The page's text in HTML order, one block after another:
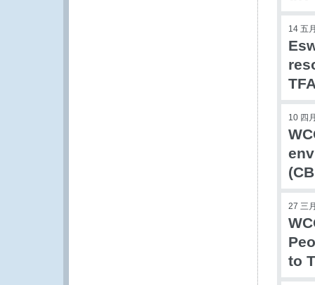
14 五
10 四
27 三
to